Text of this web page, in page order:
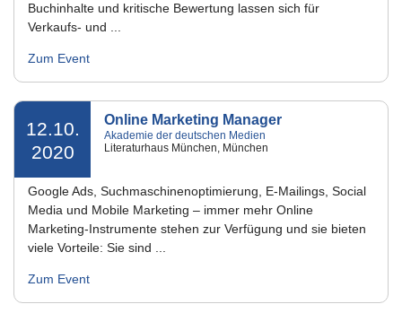
Buchinhalte und kritische Bewertung lassen sich für
Verkaufs- und ...
Zum Event
12.10.
2020
Online Marketing Manager
Akademie der deutschen Medien
Literaturhaus München, München
Google Ads, Suchmaschinenoptimierung, E-Mailings, Social
Media und Mobile Marketing – immer mehr Online
Marketing-Instrumente stehen zur Verfügung und sie bieten
viele Vorteile: Sie sind ...
Zum Event